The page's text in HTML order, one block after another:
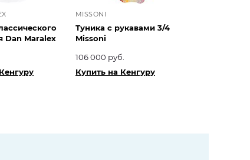
Dan Maralex
MISSONI
Туника с рукавами 3/4
Missoni
106 000 руб.
Купить на Кенгуру